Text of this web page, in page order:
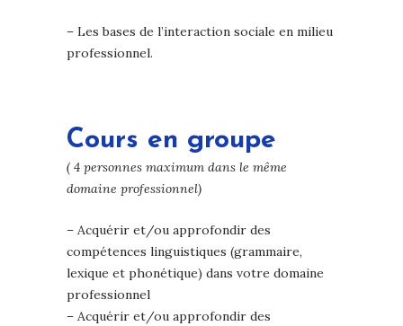
– Les bases de l’interaction sociale en milieu
professionnel.
Cours en groupe
( 4 personnes maximum dans le même
domaine professionnel)
– Acquérir et/ou approfondir des
compétences linguistiques (grammaire,
lexique et phonétique) dans votre domaine
professionnel
– Acquérir et/ou approfondir des